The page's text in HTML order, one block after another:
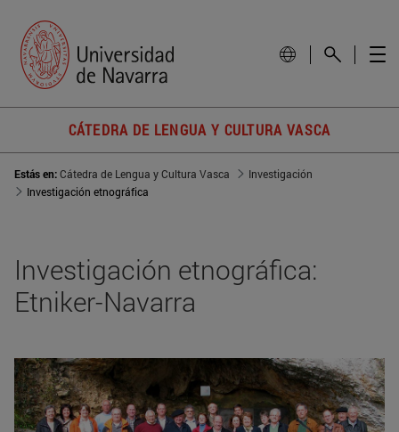
CÁTEDRA DE LENGUA Y CULTURA VASCA
Estás en:Cátedra de Lengua y Cultura Vasca
Investigación
Investigación etnográfica
Investigación etnográfica:
Etniker-Navarra